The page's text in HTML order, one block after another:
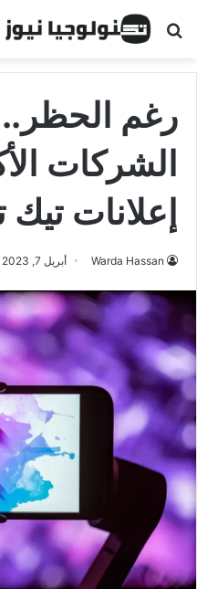
البحث عن
رغم الحظر..
الشركات
إعلانات
Warda Hassan أبريل 7, 2023